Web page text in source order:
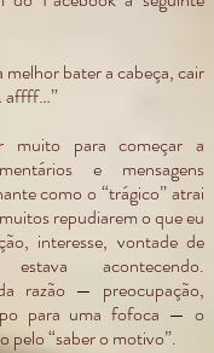
melhor bater a cabeça, cair
affff…”
muito para começar a
e mensagens
como o “trágico” atrai
repudiarem o que eu
interesse, vontade de
acontecendo.
razão — preocupação,
para uma fofoca — o
pelo “saber o motivo”.